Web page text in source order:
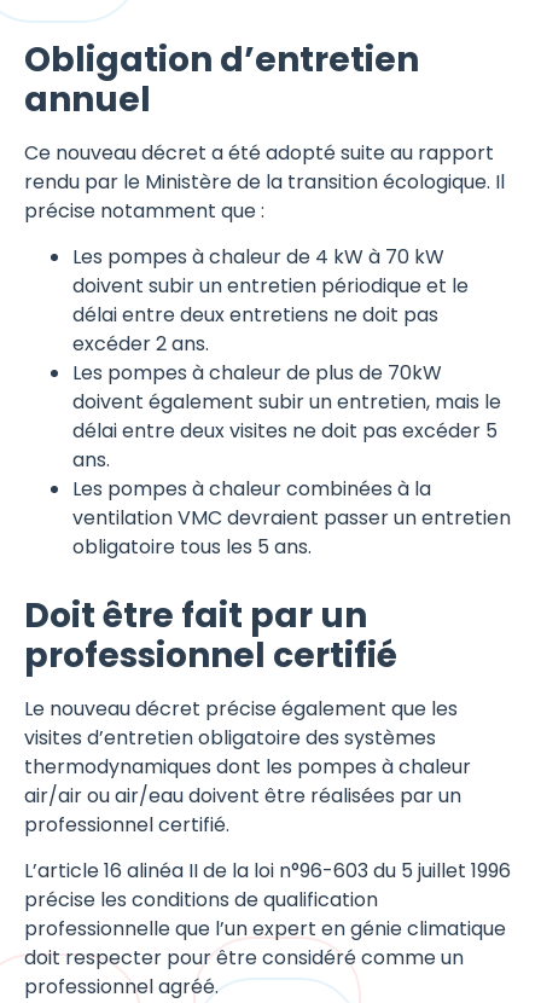
Obligation d’entretien
annuel
Ce nouveau décret a été adopté suite au rapport
rendu par le Ministère de la transition écologique. Il
précise notamment que :
Les pompes à chaleur de 4 kW à 70 kW
doivent subir un entretien périodique et le
délai entre deux entretiens ne doit pas
excéder 2 ans.
Les pompes à chaleur de plus de 70kW
doivent également subir un entretien, mais le
délai entre deux visites ne doit pas excéder 5
ans.
Les pompes à chaleur combinées à la
ventilation VMC devraient passer un entretien
obligatoire tous les 5 ans.
Doit être fait par un
professionnel certifié
Le nouveau décret précise également que les
visites d’entretien obligatoire des systèmes
thermodynamiques dont les pompes à chaleur
air/air ou air/eau doivent être réalisées par un
professionnel certifié.
L’article 16 alinéa II de la loi n°96-603 du 5 juillet 1996
précise les conditions de qualification
professionnelle que l’un expert en génie climatique
doit respecter pour être considéré comme un
professionnel agréé.